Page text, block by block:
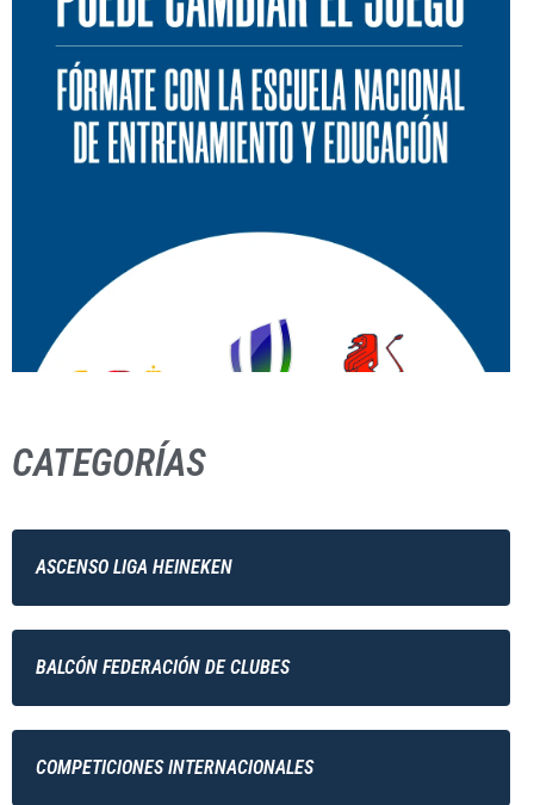
CATEGORÍAS
ASCENSO LIGA HEINEKEN
BALCÓN FEDERACIÓN DE CLUBES
COMPETICIONES INTERNACIONALES